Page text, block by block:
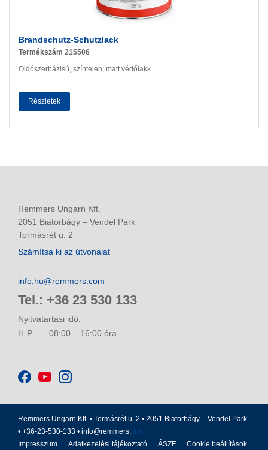
Brandschutz-Schutzlack
Termékszám 215506
Oldószerbázisú, színtelen, matt védőlakk
Részletek
Remmers Ungarn Kft.
2051 Biatorbágy – Vendel Park
Tormásrét u. 2
Számítsa ki az útvonalat
info.hu@remmers.com
Tel.: +36 23 530 133
Nyitvatartási idő:
H-P
08:00 – 16:00 óra
Remmers Ungarn Kft. • Tormásrét u. 2 • 2051 Biatorbágy – Vendel Park
• +36-23-530-133 • info@remmers.com
Impresszum
Adatkezelési tájékoztató ÁSZF Cookie beállítások